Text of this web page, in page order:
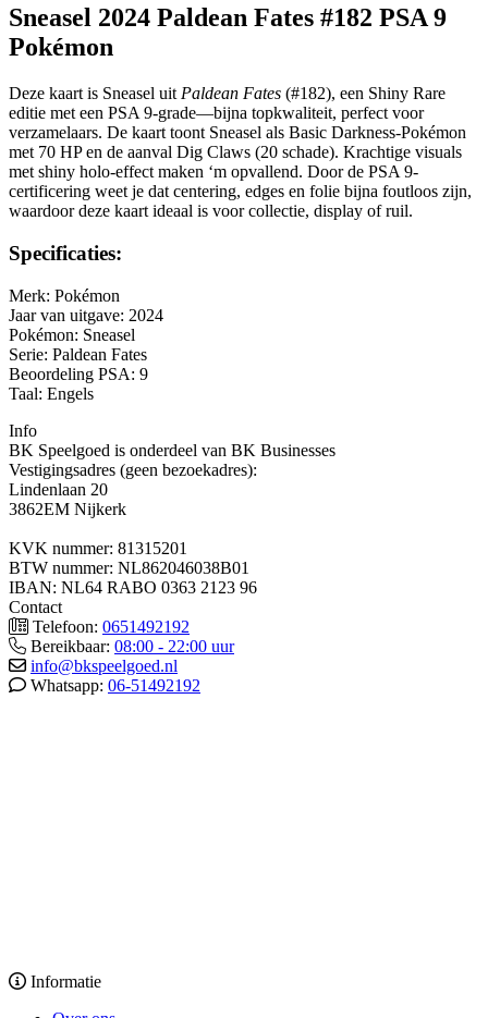
Sneasel 2024 Paldean Fates #182 PSA 9
Pokémon
Deze kaart is Sneasel uit Paldean Fates (#182), een Shiny Rare
editie met een PSA 9-grade—bijna topkwaliteit, perfect voor
verzamelaars. De kaart toont Sneasel als Basic Darkness-Pokémon
met 70 HP en de aanval Dig Claws (20 schade). Krachtige visuals
met shiny holo-effect maken ‘m opvallend. Door de PSA 9-
certificering weet je dat centering, edges en folie bijna foutloos zijn,
waardoor deze kaart ideaal is voor collectie, display of ruil.
Specificaties:
Merk: Pokémon
Jaar van uitgave: 2024
Pokémon: Sneasel
Serie: Paldean Fates
Beoordeling PSA: 9
Taal: Engels
Info
BK Speelgoed is onderdeel van BK Businesses
Vestigingsadres (geen bezoekadres):
Lindenlaan 20
3862EM Nijkerk
KVK nummer: 81315201
BTW nummer: NL862046038B01
IBAN: NL64 RABO 0363 2123 96
Contact
Telefoon: 0651492192
Bereikbaar: 08:00 - 22:00 uur
info@bkspeelgoed.nl
Whatsapp: 06-51492192
Informatie